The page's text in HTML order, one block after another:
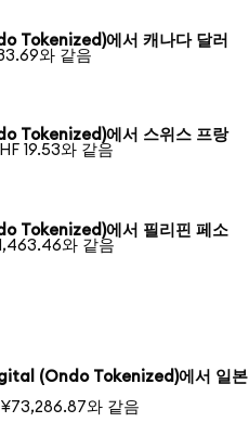
Tokenized)에서 캐나다 달러
와 같음
Tokenized)에서 스위스 프랑
19.53와 같음
Tokenized)에서 필리핀 페소
와 같음
(Ondo Tokenized)에서 일본
와 같음